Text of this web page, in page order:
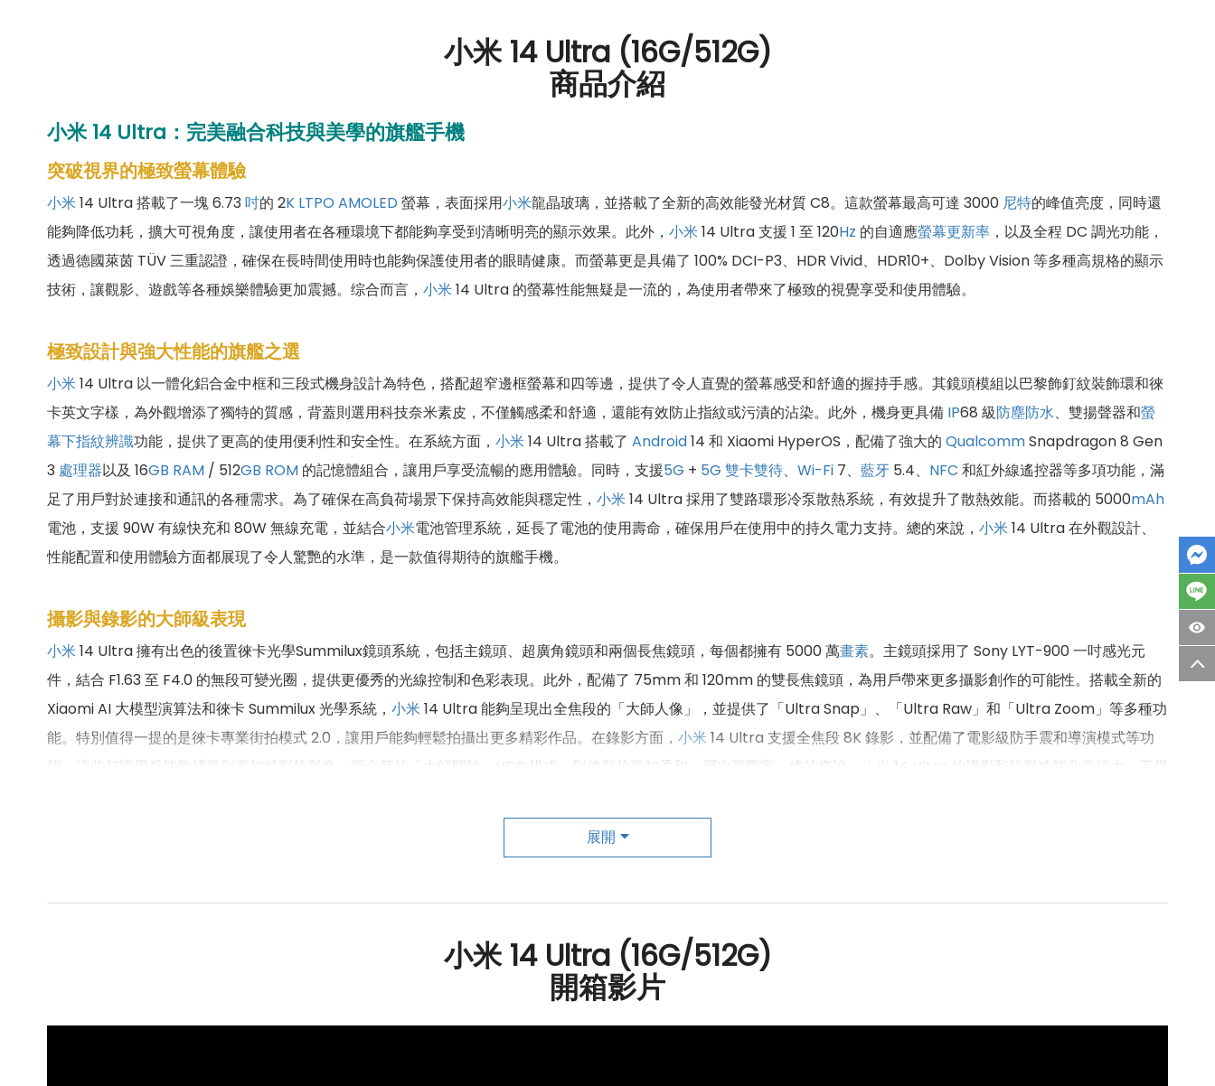
小米 14 Ultra (16G/512G)
商品介紹
小米 14 Ultra：完美融合科技與美學的旗艦手機
突破視界的極致螢幕體驗
小米 14 Ultra 搭載了一塊 6.73吋的 2K LTPO AMOLED 螢幕，表面採用小米龍晶玻璃，並搭載了全新的高效能發光材質 C8。這款螢幕最高可達 3000尼特的峰值亮度，同時還
能夠降低功耗，擴大可視角度，讓使用者在各種環境下都能夠享受到清晰明亮的顯示效果。此外， 小米 14 Ultra 支援 1 至 120Hz 的自適應螢幕更新率 ，以及全程 DC 調光功能，
透過德國萊茵 TÜV 三重認證，確保在長時間使用時也能夠保護使用者的眼睛健康。而螢幕更是具備了 100% DCI-P3、HDR Vivid、HDR10+、Dolby Vision 等多種高規格的顯示
技術，讓觀影、遊戲等各種娛樂體驗更加震撼。综合而言， 小米 14 Ultra 的螢幕性能無疑是一流的，為使用者帶來了極致的視覺享受和使用體驗。
極致設計與強大性能的旗艦之選
小米 14 Ultra 以一體化鋁合金中框和三段式機身設計為特色，搭配超窄邊框螢幕和四等邊，提供了令人直覺的螢幕感受和舒適的握持手感。其鏡頭模組以巴黎飾釘紋裝飾環和徠
卡英文字樣，為外觀增添了獨特的質感，背蓋則選用科技奈米素皮，不僅觸感柔和舒適，還能有效防止指紋或污漬的沾染。此外，機身更具備 IP68 級防塵防水、雙揚聲器和螢
幕下指紋辨識功能，提供了更高的使用便利性和安全性。在系統方面， 小米 14 Ultra 搭載了 Android14 和 Xiaomi HyperOS，配備了強大的 QualcommSnapdragon 8 Gen
3處理器以及 16GB RAM / 512GB ROM 的記憶體組合，讓用戶享受流暢的應用體驗。同時，支援5G + 5G 雙卡雙待、 Wi-Fi 7、 藍牙 5.4、 NFC 和紅外線遙控器等多項功能，滿
足了用戶對於連接和通訊的各種需求。為了確保在高負荷場景下保持高效能與穩定性， 小米 14 Ultra 採用了雙路環形冷泵散熱系統，有效提升了散熱效能。而搭載的 5000mAh
電池，支援 90W 有線快充和 80W 無線充電，並結合小米電池管理系統，延長了電池的使用壽命，確保用戶在使用中的持久電力支持。總的來說， 小米 14 Ultra 在外觀設計、
性能配置和使用體驗方面都展現了令人驚艷的水準，是一款值得期待的旗艦手機。
攝影與錄影的大師級表現
小米 14 Ultra 擁有出色的後置徠卡光學Summilux鏡頭系統，包括主鏡頭、超廣角鏡頭和兩個長焦鏡頭，每個都擁有 5000 萬畫素。主鏡頭採用了 Sony LYT-900 一吋感光元
件，結合 F1.63 至 F4.0 的無段可變光圈，提供更優秀的光線控制和色彩表現。此外，配備了 75mm 和 120mm 的雙長焦鏡頭，為用戶帶來更多攝影創作的可能性。搭載全新的
Xiaomi AI 大模型演算法和徠卡 Summilux 光學系統， 小米 14 Ultra 能夠呈現出全焦段的「大師人像」，並提供了「Ultra Snap」、「Ultra Raw」和「Ultra Zoom」等多種功
能。特別值得一提的是徠卡專業街拍模式 2.0，讓用戶能夠輕鬆拍攝出更多精彩作品。在錄影方面， 小米 14 Ultra 支援全焦段 8K 錄影，並配備了電影級防手震和導演模式等功
能，這些都讓用戶能夠捕捉到更加精彩的影像。而全新的「大師開拍」HDR 模式，則使影片更加柔和、層次更豐富。總的來說，
小米 14 Ultra 的攝影和錄影功能非常強大，不僅
作業系統與介面:
5G+5G雙卡雙待
展開
小米 14 Ultra (16G/512G)
開箱影片